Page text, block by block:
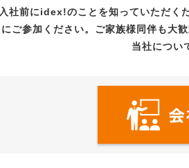
入社前にidex!のことを知っていただく
にご参加ください。ご家族様同伴も大
当社につい